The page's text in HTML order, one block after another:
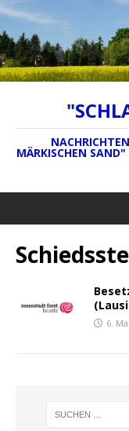
MÄRKISCHEN
6.